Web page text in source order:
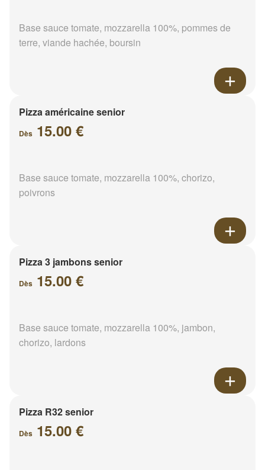
Base sauce tomate, mozzarella 100%, pommes de
terre, viande hachée, boursin
Pizza américaine senior
Dès 15.00 €
Base sauce tomate, mozzarella 100%, chorizo,
poivrons
Pizza 3 jambons senior
Dès 15.00 €
Base sauce tomate, mozzarella 100%, jambon,
chorizo, lardons
Pizza R32 senior
Dès 15.00 €